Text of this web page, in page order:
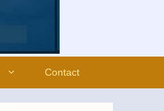
Contact